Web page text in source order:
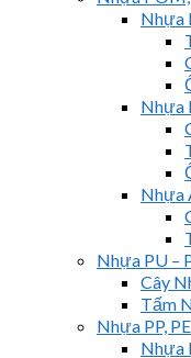
Nhựa
Nhựa
Nhựa
Nhựa PU –
Cây
Tấm
Nhựa PP,
Nhựa